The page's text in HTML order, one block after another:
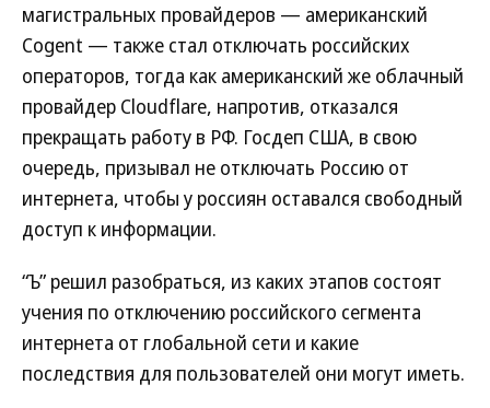
магистральных провайдеров — американский
Cogent — также стал отключать российских
операторов, тогда как американский же облачный
провайдер Cloudflare, напротив, отказался
прекращать работу в РФ. Госдеп США, в свою
очередь, призывал не отключать Россию от
интернета, чтобы у россиян оставался свободный
доступ к информации.
“Ъ” решил разобраться, из каких этапов состоят
учения по отключению российского сегмента
интернета от глобальной сети и какие
последствия для пользователей они могут иметь.